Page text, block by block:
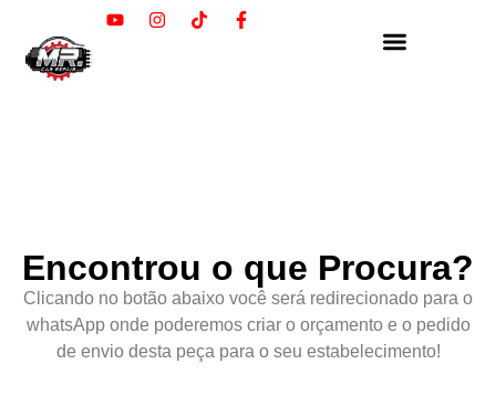
Encontrou o que Procura?
Clicando no botão abaixo você será redirecionado para o
whatsApp onde poderemos criar o orçamento e o pedido
de envio desta peça para o seu estabelecimento!